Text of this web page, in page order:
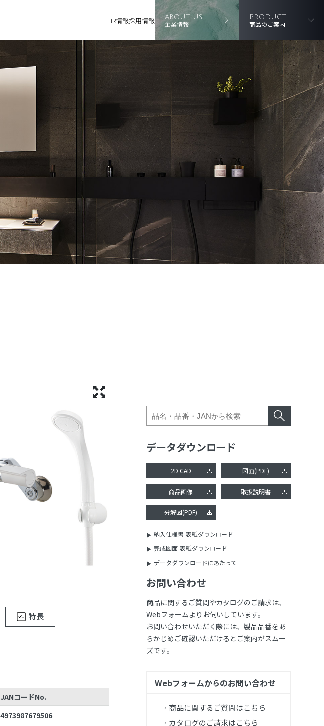
IR情報採用情報 ABOUT US
企業情報
PRODUCT
商品のご案内
特長
JANコードNo.
4973987679506
データダウンロード
2D CAD 図面(PDF)
商品画像 取扱説明書
分解図(PDF)
納入仕様書-表紙ダウンロード
完成図面-表紙ダウンロード
データダウンロードにあたって
お問い合わせ
商品に関するご質問やカタログのご請求は、
Webフォームよりお伺いしています。
お問い合わせいただく際には、製品品番をあ
らかじめご確認いただけるとご案内がスムー
ズです。
Webフォームからのお問い合わせ
商品に関するご質問はこちら
カタログのご請求はこちら